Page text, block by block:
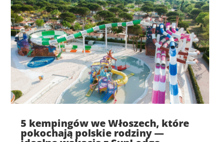
5 kempingów we Włoszech, które
pokochają polskie rodziny —